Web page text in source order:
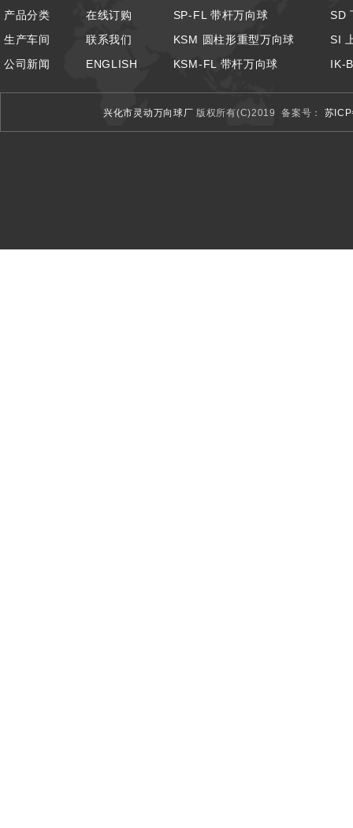
产品分类
生产车间
公司新闻
在线订购
联系我们
ENGLISH
SP-FL 带杆万向球
KSM 圆柱形重型万向球
KSM-FL 带杆万向球
SD
SI
IK-
兴化市灵动万向球厂 版权所有(C)2019 备案号： 苏